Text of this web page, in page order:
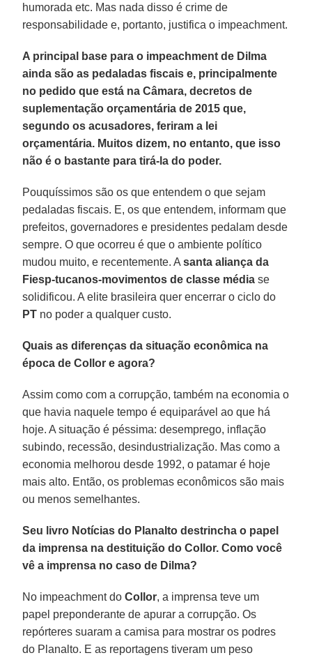
humorada etc. Mas nada disso é crime de
responsabilidade e, portanto, justifica o impeachment.
A principal base para o impeachment de Dilma
ainda são as pedaladas fiscais e, principalmente
no pedido que está na Câmara, decretos de
suplementação orçamentária de 2015 que,
segundo os acusadores, feriram a lei
orçamentária. Muitos dizem, no entanto, que isso
não é o bastante para tirá-la do poder.
Pouquíssimos são os que entendem o que sejam
pedaladas fiscais. E, os que entendem, informam que
prefeitos, governadores e presidentes pedalam desde
sempre. O que ocorreu é que o ambiente político
mudou muito, e recentemente. Asanta aliança da
Fiesp-tucanos-movimentos de classe média se
solidificou. A elite brasileira quer encerrar o ciclo do
PT no poder a qualquer custo.
Quais as diferenças da situação econômica na
época de Collor e agora?
Assim como com a corrupção, também na economia o
que havia naquele tempo é equiparável ao que há
hoje. A situação é péssima: desemprego, inflação
subindo, recessão, desindustrialização. Mas como a
economia melhorou desde 1992, o patamar é hoje
mais alto. Então, os problemas econômicos são mais
ou menos semelhantes.
Seu livro Notícias do Planalto destrincha o papel
da imprensa na destituição do Collor. Como você
vê a imprensa no caso de Dilma?
No impeachment doCollor, a imprensa teve um
papel preponderante de apurar a corrupção. Os
repórteres suaram a camisa para mostrar os podres
do Planalto. E as reportagens tiveram um peso